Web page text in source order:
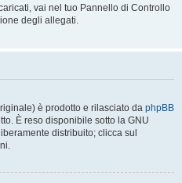
vai nel tuo Pannello di Controllo
degli allegati.
è prodotto e rilasciato da phpBB
È reso disponibile sotto la GNU
distribuito; clicca sul